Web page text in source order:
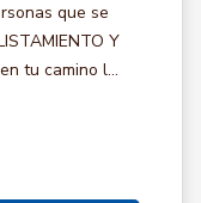
que se
Y
tu camino l...